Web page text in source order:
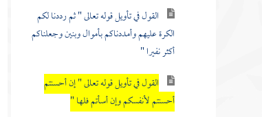
القول في تأويل قوله تعالى " ثم رددنا لكم
الكرة عليهم وأمددناكم بأموال وبنين وجعلناكم
أكثر نفيرا "
القول في تأويل قوله تعالى " إن أحسنتم
أحسنتم لأنفسكم وإن أسأتم فلها "